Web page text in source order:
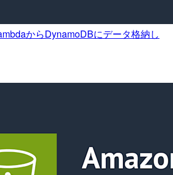
からDynamoDBにデータ格納し